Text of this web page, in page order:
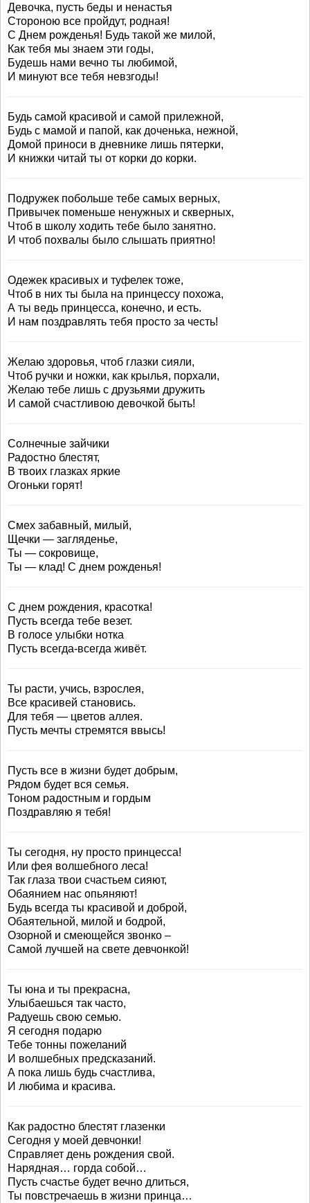
Девочка, пусть беды и ненастья
Стороною все пройдут, родная!
С Днем рожденья! Будь такой же милой,
Как тебя мы знаем эти годы,
Будешь нами вечно ты любимой,
И минуют все тебя невзгоды!
Будь самой красивой и самой прилежной,
Будь с мамой и папой, как доченька, нежной,
Домой приноси в дневнике лишь пятерки,
И книжки читай ты от корки до корки.
Подружек побольше тебе самых верных,
Привычек поменьше ненужных и скверных,
Чтоб в школу ходить тебе было занятно.
И чтоб похвалы было слышать приятно!
Одежек красивых и туфелек тоже,
Чтоб в них ты была на принцессу похожа,
А ты ведь принцесса, конечно, и есть.
И нам поздравлять тебя просто за честь!
Желаю здоровья, чтоб глазки сияли,
Чтоб ручки и ножки, как крылья, порхали,
Желаю тебе лишь с друзьями дружить
И самой счастливою девочкой быть!
Солнечные зайчики
Радостно блестят,
В твоих глазках яркие
Огоньки горят!
Смех забавный, милый,
Щечки — загляденье,
Ты — сокровище,
Ты — клад! С днем рожденья!
С днем рождения, красотка!
Пусть всегда тебе везет.
В голосе улыбки нотка
Пусть всегда-всегда живёт.
Ты расти, учись, взрослея,
Все красивей становись.
Для тебя — цветов аллея.
Пусть мечты стремятся ввысь!
Пусть все в жизни будет добрым,
Рядом будет вся семья.
Тоном радостным и гордым
Поздравляю я тебя!
Ты сегодня, ну просто принцесса!
Или фея волшебного леса!
Так глаза твои счастьем сияют,
Обаянием нас опьяняют!
Будь всегда ты красивой и доброй,
Обаятельной, милой и бодрой,
Озорной и смеющейся звонко –
Самой лучшей на свете девчонкой!
Ты юна и ты прекрасна,
Улыбаешься так часто,
Радуешь свою семью.
Я сегодня подарю
Тебе тонны пожеланий
И волшебных предсказаний.
А пока лишь будь счастлива,
И любима и красива.
Как радостно блестят глазенки
Сегодня у моей девчонки!
Справляет день рождения свой.
Нарядная… горда собой…
Пусть счастье будет вечно длиться,
Ты повстречаешь в жизни принца…